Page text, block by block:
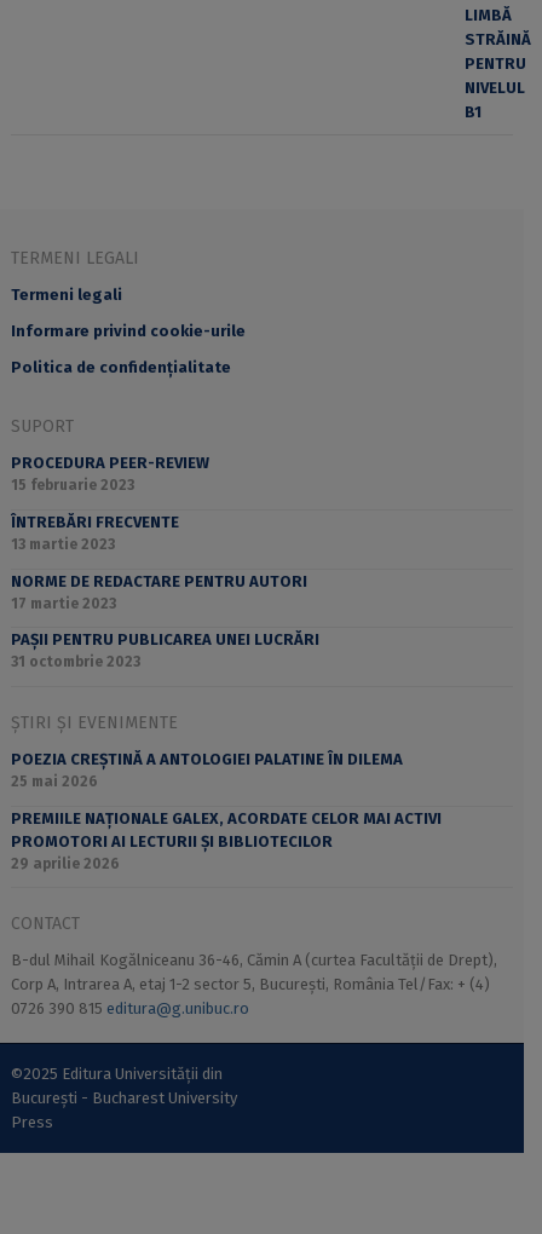
TERMENI LEGALI
Termeni legali
Informare privind cookie-urile
Politica de confidențialitate
SUPORT
PROCEDURA PEER-REVIEW
15 februarie 2023
ÎNTREBĂRI FRECVENTE
13 martie 2023
NORME DE REDACTARE PENTRU AUTORI
17 martie 2023
PAȘII PENTRU PUBLICAREA UNEI LUCRĂRI
31 octombrie 2023
ȘTIRI ȘI EVENIMENTE
POEZIA CREȘTINĂ A ANTOLOGIEI PALATINE ÎN DILEMA
25 mai 2026
PREMIILE NAȚIONALE GALEX, ACORDATE CELOR MAI ACTIVI
PROMOTORI AI LECTURII ȘI BIBLIOTECILOR
29 aprilie 2026
CONTACT
B-dul Mihail Kogălniceanu 36-46, Cămin A (curtea Facultății de Drept),
Corp A, Intrarea A, etaj 1-2 sector 5, București, România Tel/Fax: + (4)
0726 390 815 editura@g.unibuc.ro
©2025 Editura Universității din
București - Bucharest University
Press